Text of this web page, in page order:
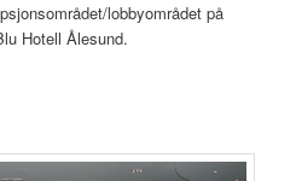
lobbyområdet på
Hotell Ålesund.